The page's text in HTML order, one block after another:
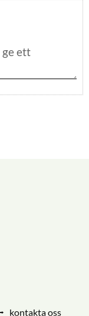
kontakta oss